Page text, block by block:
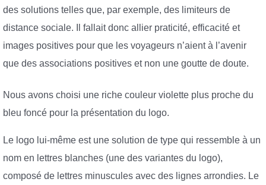
des solutions telles que, par exemple, des limiteurs de
distance sociale. Il fallait donc allier praticité, efficacité et
images positives pour que les voyageurs n’aient à l’avenir
que des associations positives et non une goutte de doute.
Nous avons choisi une riche couleur violette plus proche du
bleu foncé pour la présentation du logo.
Le logo lui-même est une solution de type qui ressemble à un
nom en lettres blanches (une des variantes du logo),
composé de lettres minuscules avec des lignes arrondies. Le